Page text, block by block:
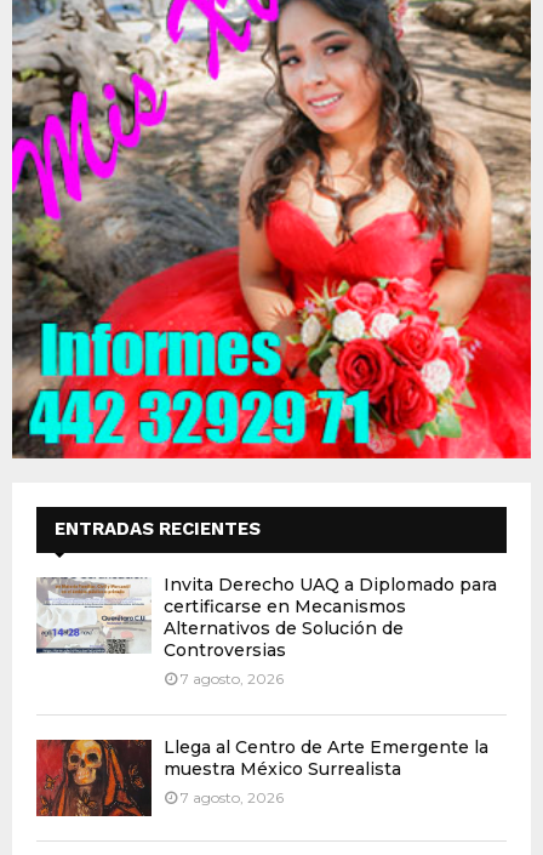
ENTRADAS RECIENTES
Invita Derecho UAQ a Diplomado para
certificarse en Mecanismos
Alternativos de Solución de
Controversias
7 agosto, 2026
Llega al Centro de Arte Emergente la
muestra México Surrealista
7 agosto, 2026